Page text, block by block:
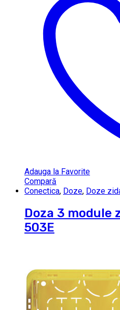
Adauga la Favorite
Compară
Conectica, Doze, Doze
Doza 3 module
503E